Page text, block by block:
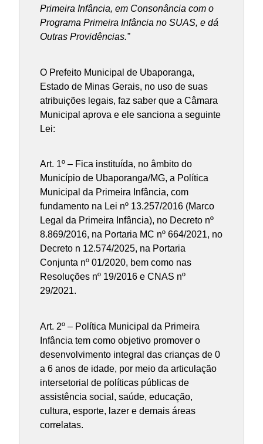
Primeira Infância, em Consonância com o
Programa Primeira Infância no SUAS, e dá
Outras Providências.”
O Prefeito Municipal de Ubaporanga,
Estado de Minas Gerais, no uso de suas
atribuições legais, faz saber que a Câmara
Municipal aprova e ele sanciona a seguinte
Lei:
Art. 1º – Fica instituída, no âmbito do
Município de Ubaporanga/MG, a Política
Municipal da Primeira Infância, com
fundamento na Lei nº 13.257/2016 (Marco
Legal da Primeira Infância), no Decreto nº
8.869/2016, na Portaria MC nº 664/2021, no
Decreto n 12.574/2025, na Portaria
Conjunta nº 01/2020, bem como nas
Resoluções nº 19/2016 е CNAS nº
29/2021.
Art. 2º – Política Municipal da Primeira
Infância tem como objetivo promover o
desenvolvimento integral das crianças de 0
a 6 anos de idade, por meio da articulação
intersetorial de políticas públicas de
assistência social, saúde, educação,
cultura, esporte, lazer e demais áreas
correlatas.